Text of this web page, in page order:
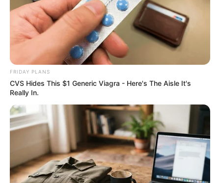
โชคลาภจะมาจากสัตว์สี่เท้า วันนี้การทำงานค่อนข้าง
อึดอัด เพราะความไม่ชัดเจนในแผนงาน จนงานเกิด
ความล่าช้า งานส่วนตัวยังมองไม่เห็นรายได้เข้ามา
การเงินยังจับต้องไม่ได้ จึงไม่ควรคาดหวัง
คนวันจันทร์
ไพ่ประจำวันของท่านในวันนี้ คือ ไพ่ต่อสู้ดิ้นรน
FRIDAY PLANS
CVS Hides This $1 Generic Viagra - Here's The Aisle It's
Really In.